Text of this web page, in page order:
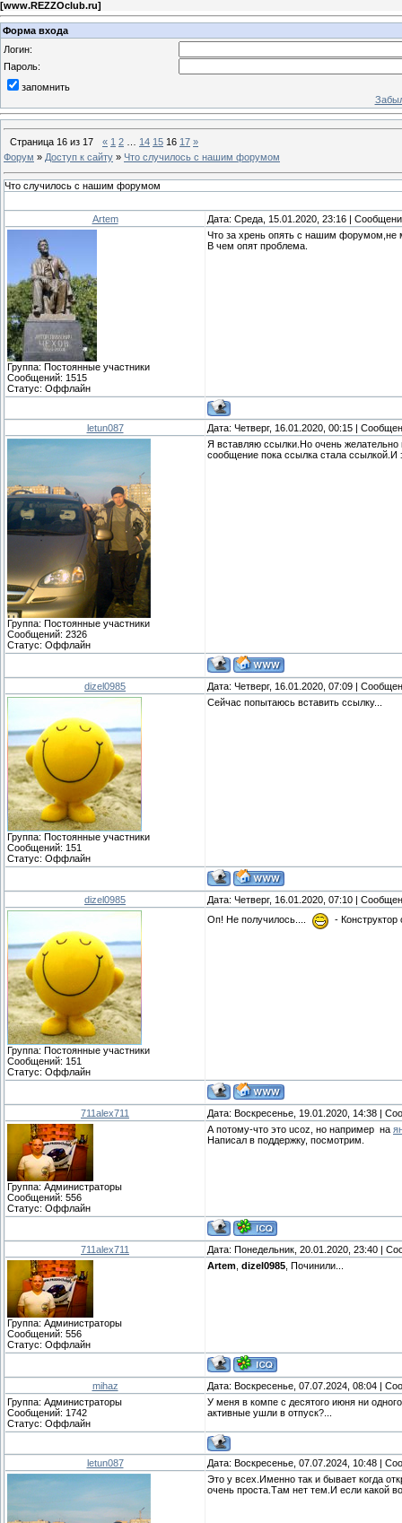
[www.REZZOclub.ru]
Форма входа
Логин:
Пароль:
запомнить
Страница 16 из 17 « 1 2 14 15 16 17 »
Форум » Доступ к сайту » Что случилось с нашим форумом
Что случилось с нашим форумом
Artem Дата: Среда, 15.01.2020, 23:16 |
Группа: Постоянные участники
Сообщений: 1515
Статус: Оффлайн
Что за хрень опять с нашим форумом,не
В чем опят проблема.
letun087 Дата: Четверг, 16.01.2020, 00:15 |
Группа: Постоянные участники
Сообщений: 2326
Статус: Оффлайн
Я вставляю ссылки.Но очень желательно
сообщение пока ссылка стала ссылкой.И
dizel0985 Дата: Четверг, 16.01.2020, 07:09 |
Группа: Постоянные участники
Сообщений: 151
Статус: Оффлайн
Сейчас попытаюсь вставить ссылку...
dizel0985 Дата: Четверг, 16.01.2020, 07:10 |
Группа: Постоянные участники
Сообщений: 151
Статус: Оффлайн
Оп! Не получилось.... - Конструктор
711alex711 Дата: Воскресенье, 19.01.2020, 14:38 |
Группа: Администраторы
Сообщений: 556
Статус: Оффлайн
А потому-что это ucoz, но например на
Написал в поддержку, посмотрим.
711alex711 Дата: Понедельник, 20.01.2020, 23:40 |
Группа: Администраторы
Сообщений: 556
Статус: Оффлайн
Artem dizel0985 , Починили...
mihaz
Дата: Воскресенье, 07.07.2024, 08:04 |
Группа: Администраторы
Сообщений: 1742
Статус: Оффлайн
У меня в компе с десятого июня ни
активные ушли в отпуск?...
letun087 Дата: Воскресенье, 07.07.2024, 10:48 |
Это у всех.Именно так и бывает когда
очень проста.Там нет тем.И если какой